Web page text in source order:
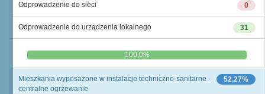
0
Odprowadzenie do sieci
31
Odprowadzenie do urządzenia lokalnego
0,0% 100,0%
52,27%
Mieszkania wyposażone w instalacje techniczno-sanitarne -
centralne ogrzewanie